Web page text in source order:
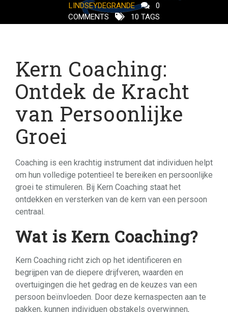
LINDSEYDEGRANDE
0
COMMENTS
10 TAGS
Kern Coaching:
Ontdek de Kracht
van Persoonlijke
Groei
Coaching is een krachtig instrument dat individuen helpt
om hun volledige potentieel te bereiken en persoonlijke
groei te stimuleren. Bij Kern Coaching staat het
ontdekken en versterken van de kern van een persoon
centraal.
Wat is Kern Coaching?
Kern Coaching richt zich op het identificeren en
begrijpen van de diepere drijfveren, waarden en
overtuigingen die het gedrag en de keuzes van een
persoon beïnvloeden. Door deze kernaspecten aan te
pakken, kunnen individuen obstakels overwinnen,